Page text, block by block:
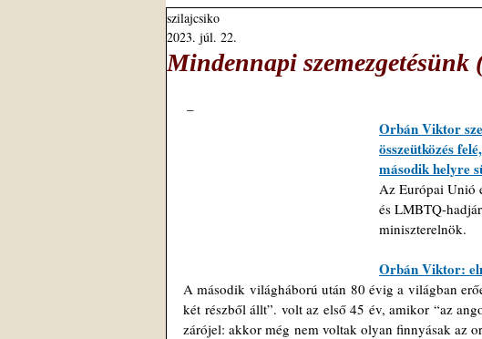
Mindennapi szemezgetésünk
szilajcsiko
2023. júl. 22.
–
Orbán Viktor
összeütközés
második helyre
Az Európai Unió
és LMBTQ-
miniszterelnök.
Orbán Viktor:
A második világháború után 80 évig a világban
két részből állt”. volt az első 45 év, amikor “az
zárójel: akkor még nem voltak olyan finnyásak az